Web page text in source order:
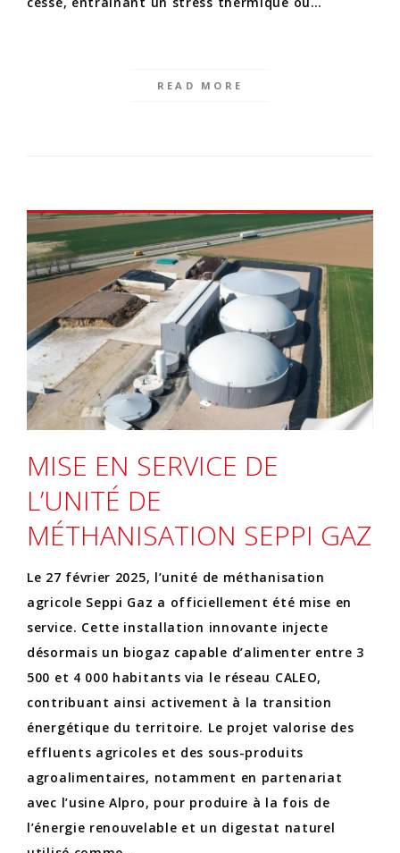
READ MORE
MISE EN SERVICE DE
L’UNITÉ DE
MÉTHANISATION SEPPI GAZ
Le 27 février 2025, l’unité de méthanisation
agricole Seppi Gaz a officiellement été mise en
service. Cette installation innovante injecte
désormais un biogaz capable d’alimenter entre 3
500 et 4 000 habitants via le réseau CALEO,
contribuant ainsi activement à la transition
énergétique du territoire. Le projet valorise des
effluents agricoles et des sous-produits
agroalimentaires, notamment en partenariat
avec l’usine Alpro, pour produire à la fois de
l’énergie renouvelable et un digestat naturel